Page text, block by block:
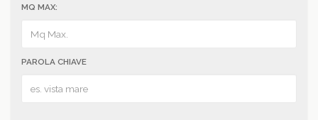
MQ MAX:
PAROLA CHIAVE